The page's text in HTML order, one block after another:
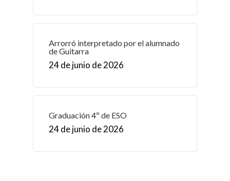
Arrorró interpretado por el alumnado
de Guitarra
24 de junio de 2026
Graduación 4º de ESO
24 de junio de 2026